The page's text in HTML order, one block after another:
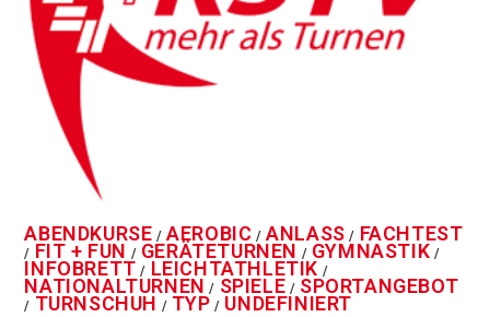
ABENDKURSE /AEROBIC /ANLASS / FACHTEST
/ FIT + FUN / GERÄTETURNEN / GYMNASTIK /
INFOBRETT / LEICHTATHLETIK /
NATIONALTURNEN / SPIELE / SPORTANGEBOT
/ TURNSCHUH / TYP / UNDEFINIERT